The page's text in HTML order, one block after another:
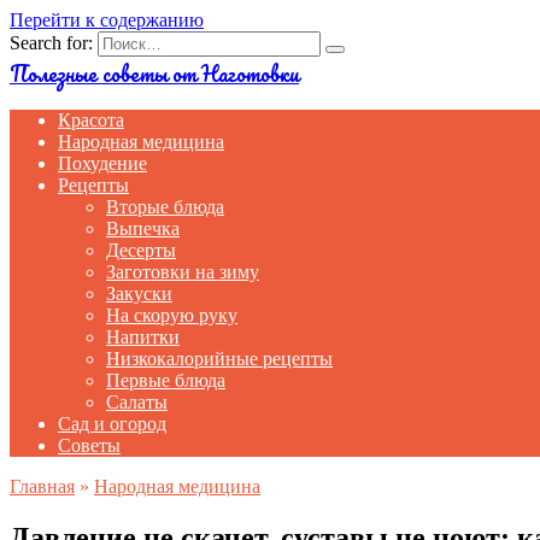
Перейти к содержанию
Search for:
Полезные советы от Наготовки
Красота
Народная медицина
Похудение
Рецепты
Вторые блюда
Выпечка
Десерты
Заготовки на зиму
Закуски
На скорую руку
Напитки
Низкокалорийные рецепты
Первые блюда
Салаты
Сад и огород
Советы
Главная » Народная медицина